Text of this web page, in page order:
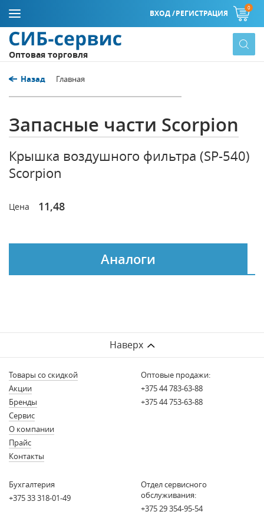
ВХОД /РЕГИСТРАЦИЯ
0
Оптовая торговля
Назад Главная
Запасные части Scorpion
Крышка воздушного фильтра (SP-540)
Scorpion
Цена 11,48
Аналоги
Наверх
Товары со скидкой
Акции
Бренды
Сервис
О компании
Прайс
Контакты
Оптовые продажи:
+375 44 783-63-88
+375 44 753-63-88
Бухгалтерия
+375 33 318-01-49
Отдел сервисного
обслуживания:
+375 29 354-95-54